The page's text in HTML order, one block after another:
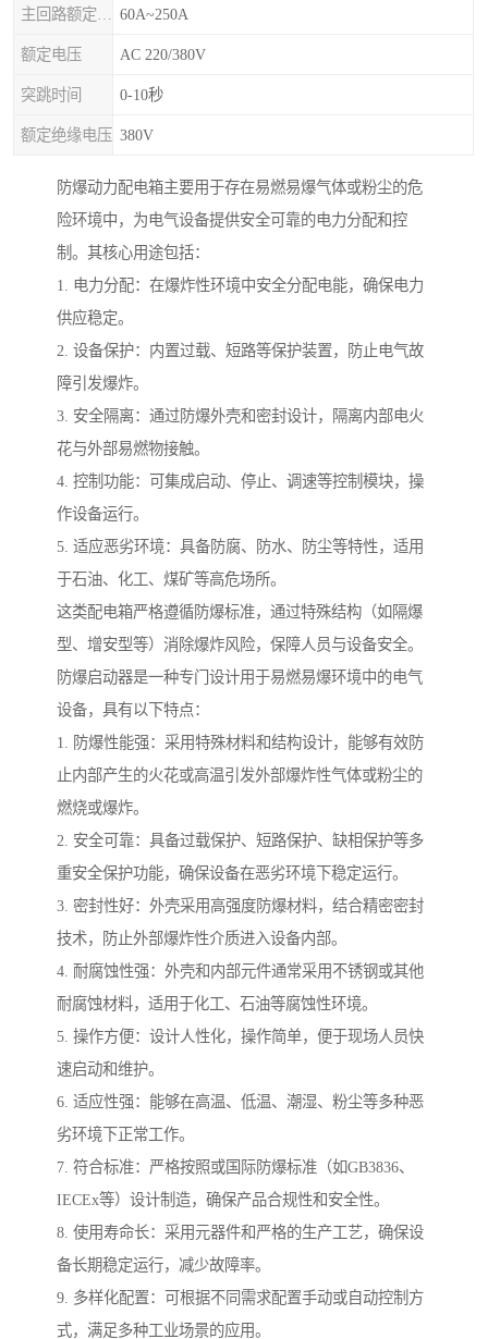
60A~250A
额定电压 AC 220/380V
突跳时间 0-10秒
额定绝缘电压 380V
防爆动力配电箱主要用于存在易燃易爆气体或粉尘的危
险环境中，为电气设备提供安全可靠的电力分配和控
制。其核心用途包括：
1. 电力分配：在爆炸性环境中安全分配电能，确保电力
供应稳定。
2. 设备保护：内置过载、短路等保护装置，防止电气故
障引发爆炸。
3. 安全隔离：通过防爆外壳和密封设计，隔离内部电火
花与外部易燃物接触。
4. 控制功能：可集成启动、停止、调速等控制模块，操
作设备运行。
5. 适应恶劣环境：具备防腐、防水、防尘等特性，适用
于石油、化工、煤矿等高危场所。
这类配电箱严格遵循防爆标准，通过特殊结构（如隔爆
型、增安型等）消除爆炸风险，保障人员与设备安全。
防爆启动器是一种专门设计用于易燃易爆环境中的电气
设备，具有以下特点：
1. 防爆性能强：采用特殊材料和结构设计，能够有效防
止内部产生的火花或高温引发外部爆炸性气体或粉尘的
燃烧或爆炸。
2. 安全可靠：具备过载保护、短路保护、缺相保护等多
重安全保护功能，确保设备在恶劣环境下稳定运行。
3. 密封性好：外壳采用高强度防爆材料，结合精密密封
技术，防止外部爆炸性介质进入设备内部。
4. 耐腐蚀性强：外壳和内部元件通常采用不锈钢或其他
耐腐蚀材料，适用于化工、石油等腐蚀性环境。
5. 操作方便：设计人性化，操作简单，便于现场人员快
速启动和维护。
6. 适应性强：能够在高温、低温、潮湿、粉尘等多种恶
劣环境下正常工作。
7. 符合标准：严格按照或国际防爆标准（如GB3836、
IECEx等）设计制造，确保产品合规性和安全性。
8. 使用寿命长：采用元器件和严格的生产工艺，确保设
备长期稳定运行，减少故障率。
9. 多样化配置：可根据不同需求配置手动或自动控制方
式，满足多种工业场景的应用。